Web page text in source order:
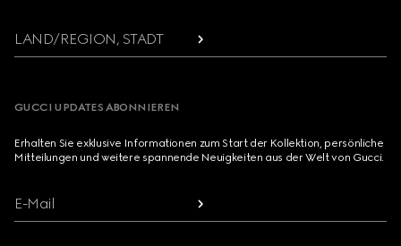
LAND/REGION, STADT
GUCCI UPDATES ABONNIEREN
Erhalten Sie exklusive Informationen zum Start der Kollektion, persönliche
Mitteilungen und weitere spannende Neuigkeiten aus der Welt von Gucci.
E-Mail